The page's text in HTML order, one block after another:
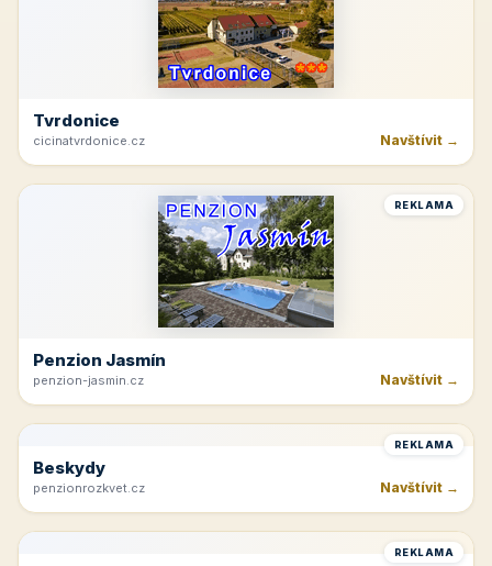
Tvrdonice
cicinatvrdonice.cz Navštívit →
REKLAMA
Penzion Jasmín
penzion-jasmin.cz Navštívit →
REKLAMA